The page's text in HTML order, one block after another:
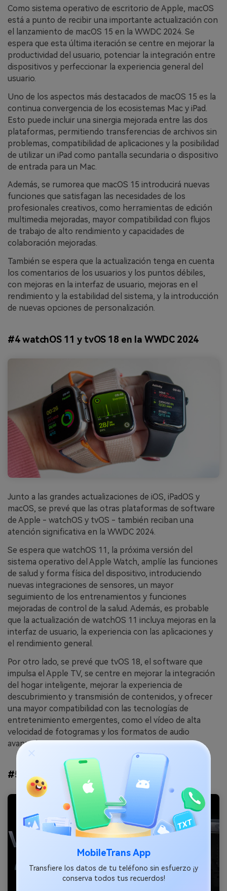
MobileTrans App
Transfiere los datos de tu teléfono sin esfuerzo ¡y
conserva todos tus recuerdos!
Como sistema operativo de escritorio de Apple, macOS
está a punto de recibir una importante actualización con
el lanzamiento de macOS 15 en la WWDC 2024. Se
espera que esta última iteración se centre en mejorar la
productividad del usuario, potenciar la integración entre
dispositivos y perfeccionar la experiencia general del
usuario.
Uno de los aspectos más destacados de macOS 15 es la
continua convergencia de los ecosistemas Mac y iPad.
Esto puede incluir una sinergia mejorada entre las dos
plataformas, permitiendo transferencias de archivos sin
problemas, compatibilidad de aplicaciones y la posibilidad
de utilizar un iPad como pantalla secundaria o dispositivo
de entrada para un Mac.
Además, se rumorea que macOS 15 introducirá nuevas
funciones que satisfagan las necesidades de los
profesionales creativos, como herramientas de edición
multimedia mejoradas, mayor compatibilidad con flujos
de trabajo de alto rendimiento y capacidades de
colaboración mejoradas.
También se espera que la actualización tenga en cuenta
los comentarios de los usuarios y los puntos débiles,
con mejoras en la interfaz de usuario, mejoras en el
rendimiento y la estabilidad del sistema, y la introducción
de nuevas opciones de personalización.
#4 watchOS 11 y tvOS 18 en la WWDC 2024
Junto a las grandes actualizaciones de iOS, iPadOS y
macOS, se prevé que las otras plataformas de software
de Apple - watchOS y tvOS - también reciban una
atención significativa en la WWDC 2024.
Se espera que watchOS 11, la próxima versión del
sistema operativo del Apple Watch, amplíe las funciones
de salud y forma física del dispositivo, introduciendo
nuevas integraciones de sensores, un mayor
seguimiento de los entrenamientos y funciones
mejoradas de control de la salud. Además, es probable
que la actualización de watchOS 11 incluya mejoras en la
interfaz de usuario, la experiencia con las aplicaciones y
el rendimiento general.
Por otro lado, se prevé que tvOS 18, el software que
impulsa el Apple TV, se centre en mejorar la integración
del hogar inteligente, mejorar la experiencia de
descubrimiento y transmisión de contenidos, y ofrecer
una mayor compatibilidad con las tecnologías de
entretenimiento emergentes, como el vídeo de alta
velocidad de fotogramas y los formatos de audio
avanzados.
#5 visionOS 2 en el 2024 WWDC